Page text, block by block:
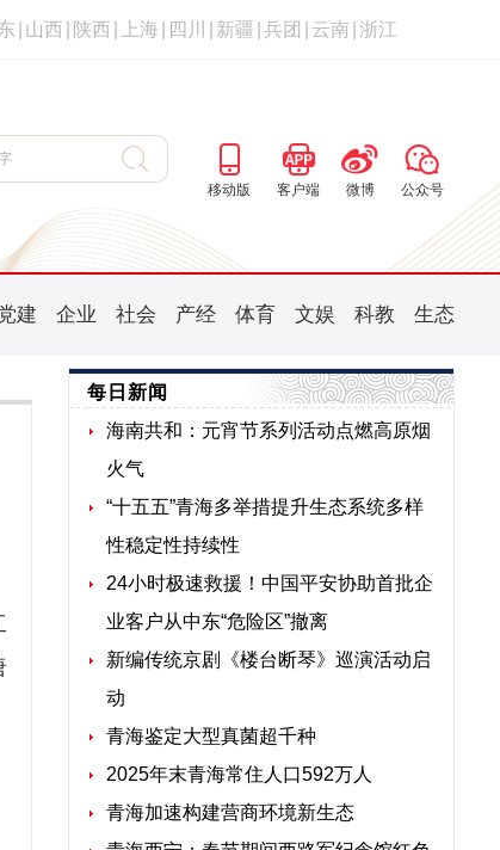
山西 陕西 上海 四川 新疆 兵团 云南 浙江
移动版 客户端 微博 公众号
建 企业 社会 产经 体育 文娱 科教 生态
每日新闻
海南共和：元宵节系列活动点燃高原烟
火气
“十五五”青海多举措提升生态系统多样
性稳定性持续性
24小时极速救援！中国平安协助首批企
业客户从中东“危险区”撤离
新编传统京剧《楼台断琴》巡演活动启
动
青海鉴定大型真菌超千种
2025年末青海常住人口592万人
青海加速构建营商环境新生态